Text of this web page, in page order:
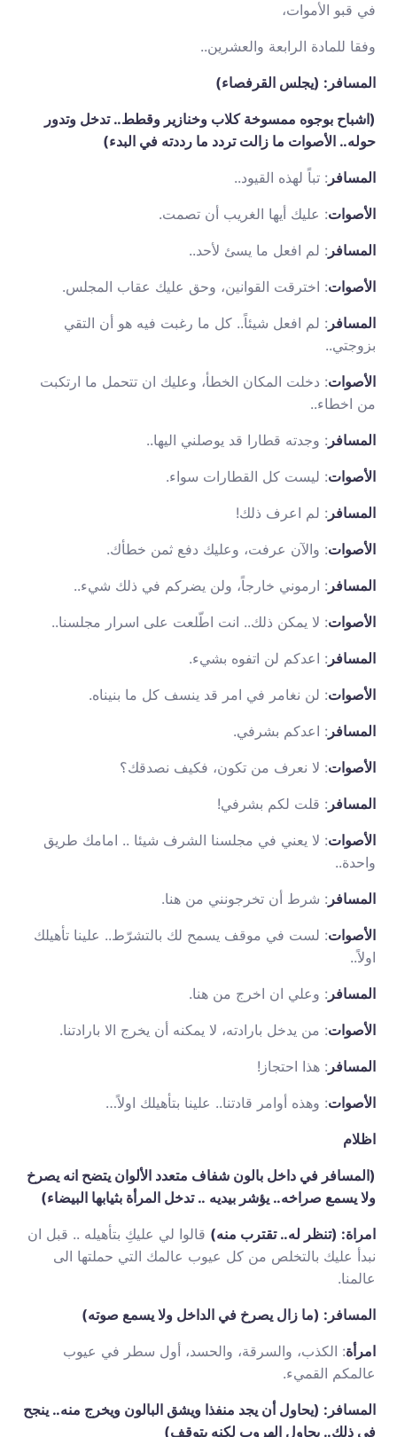
في قبو الأموات،
وفقا للمادة الرابعة والعشرين..
المسافر: (يجلس القرفصاء)
(اشباح بوجوه ممسوخة كلاب وخنازير وقطط.. تدخل وتدور
حوله.. الأصوات ما زالت تردد ما رددته في البدء)
المسافر : تباً لهذه القيود..
الأصوات: عليك أيها الغريب أن تصمت.
المسافر : لم افعل ما يسئ لأحد..
الأصوات: اخترقت القوانين، وحق عليك عقاب المجلس.
المسافر : لم افعل شيئاً.. كل ما رغبت فيه هو أن التقي
بزوجتي..
الأصوات: دخلت المكان الخطأ، وعليك ان تتحمل ما ارتكبت
من اخطاء..
المسافر : وجدته قطارا قد يوصلني اليها..
الأصوات: ليست كل القطارات سواء.
المسافر : لم اعرف ذلك!
الأصوات: والآن عرفت، وعليك دفع ثمن خطأك.
المسافر : ارموني خارجاً، ولن يضركم في ذلك شيء..
الأصوات: لا يمكن ذلك.. انت اطّلعت على اسرار مجلسنا..
المسافر : اعدكم لن اتفوه بشيء.
الأصوات: لن نغامر في امر قد ينسف كل ما بنيناه.
المسافر : اعدكم بشرفي.
الأصوات: لا نعرف من تكون، فكيف نصدقك؟
المسافر : قلت لكم بشرفي!
الأصوات: لا يعني في مجلسنا الشرف شيئا .. امامك طريق
واحدة..
المسافر : شرط أن تخرجونني من هنا.
الأصوات: لست في موقف يسمح لك بالتشرّط.. علينا تأهيلك
اولاً..
المسافر : وعلي ان اخرج من هنا.
الأصوات: من يدخل بارادته، لا يمكنه أن يخرج الا بارادتنا.
المسافر : هذا احتجاز!
الأصوات: وهذه أوامر قادتنا.. علينا بتأهيلك اولاً…
اظلام
(المسافر في داخل بالون شفاف متعدد الألوان يتضح انه يصرخ
ولا يسمع صراخه.. يؤشر بيديه .. تدخل المرأة بثيابها البيضاء)
امراة: (تنظر له.. تقترب منه) قالوا لي عليكِ بتأهيله .. قبل ان
نبدأ عليك بالتخلص من كل عيوب عالمك التي حملتها الى
عالمنا.
المسافر: (ما زال يصرخ في الداخل ولا يسمع صوته)
امرأة: الكذب، والسرقة، والحسد، أول سطر في عيوب
عالمكم القميء.
المسافر: (يحاول أن يجد منفذا ويشق البالون ويخرج منه.. ينجح
في ذلك.. يحاول الهروب لكنه يتوقف)